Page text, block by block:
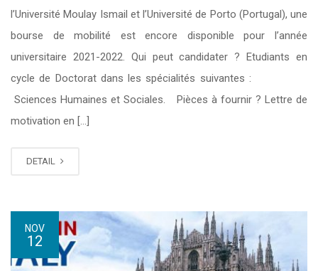
l’Université Moulay Ismail et l’Université de Porto (Portugal), une
bourse de mobilité est encore disponible pour l’année
universitaire 2021-2022. Qui peut candidater ? Etudiants en
cycle de Doctorat dans les spécialités suivantes :
Sciences Humaines et Sociales. Pièces à fournir ? Lettre de
motivation en […]
DETAIL
NOV
12